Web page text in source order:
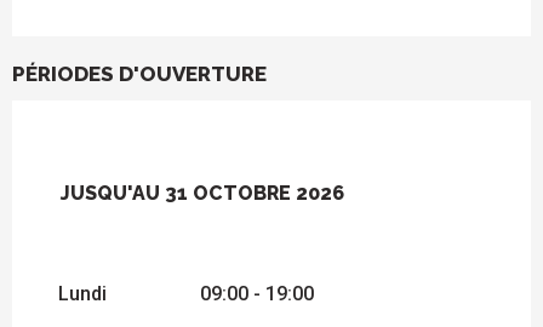
PÉRIODES D'OUVERTURE
JUSQU'AU 31 OCTOBRE 2026
1 NOVEMBRE 2026
Lundi 09:00 - 19:00